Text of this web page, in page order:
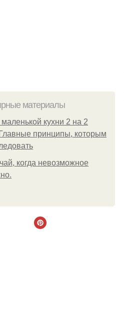
материалы
кухни 2 на 2
принципы, которым
когда невозможное